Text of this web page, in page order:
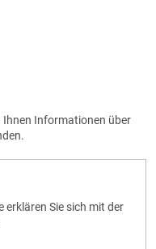
Ihnen Informationen über
erklären Sie sich mit der